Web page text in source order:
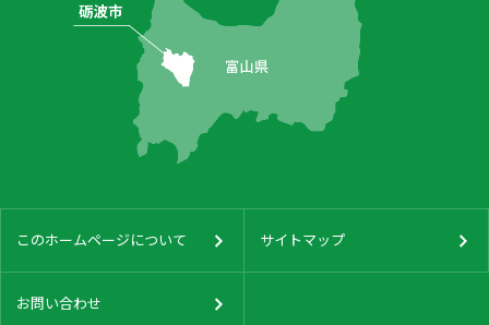
このホームページについて サイトマップ
お問い合わせ